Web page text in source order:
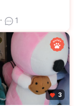
ㆍ 1
3